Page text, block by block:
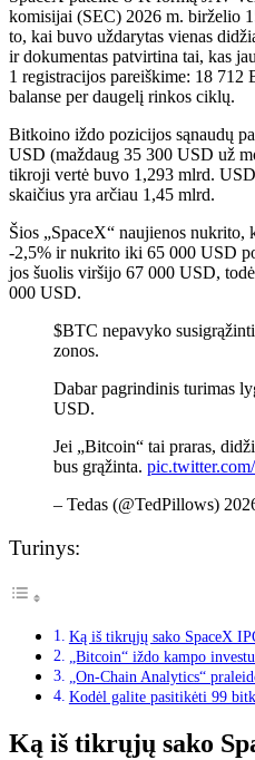
komisijai (SEC) 2026 m. birželio
to, kai buvo uždarytas vienas
ir dokumentas patvirtina tai, kas
1 registracijos pareiškime: 18 712
balanse per daugelį rinkos ciklų.
Bitkoino iždo pozicijos sąnaudų
USD (maždaug 35 300 USD už
tikroji vertė buvo 1,293 mlrd.
skaičius yra arčiau 1,45 mlrd.
Šios „SpaceX“ naujienos
-2,5% ir nukrito iki 65 000 USD
jos šuolis viršijo 67 000 USD,
000 USD.
$BTC nepavyko
zonos.
Dabar pagrindinis turimas
USD.
Jei „Bitcoin“ tai praras,
bus grąžinta.
– Tedas (@TedPillows)
Turinys:
Ką iš tikrųjų sako SpaceX
„Bitcoin“ iždo kampo
„On-Chain Analytics“
Kodėl galite pasitikėti 99
Ką iš tikrųjų sako